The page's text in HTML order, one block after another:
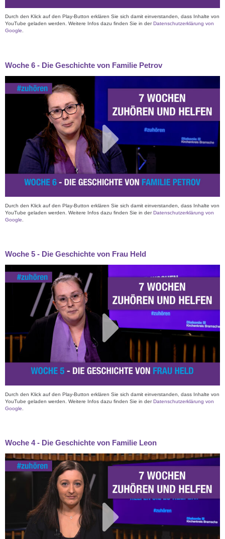
Durch den Klick auf den Play-Button erklären Sie sich damit einverstanden, dass Inhalte von
YouTube geladen werden. Weitere Infos dazu finden Sie in derDatenschutzerklärung von
Google
Woche 6 - Die Geschichte von Familie Petrov
Durch den Klick auf den Play-Button erklären Sie sich damit einverstanden, dass Inhalte von
YouTube geladen werden. Weitere Infos dazu finden Sie in derDatenschutzerklärung von
Google
Woche 5 - Die Geschichte von Frau Held
Durch den Klick auf den Play-Button erklären Sie sich damit einverstanden, dass Inhalte von
YouTube geladen werden. Weitere Infos dazu finden Sie in derDatenschutzerklärung von
Google
Woche 4 - Die Geschichte von Familie Leon